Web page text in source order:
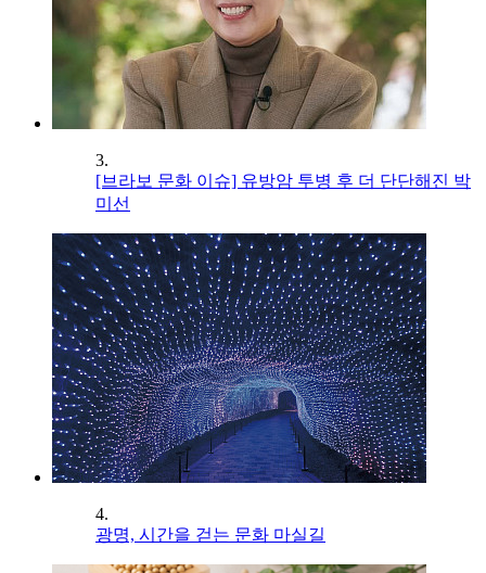
3.
[브라보 문화 이슈] 유방암 투병 후 더 단단해진 박
미선
4.
광명, 시간을 걷는 문화 마실길